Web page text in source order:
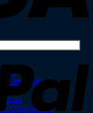
Informática
Ordenanzas